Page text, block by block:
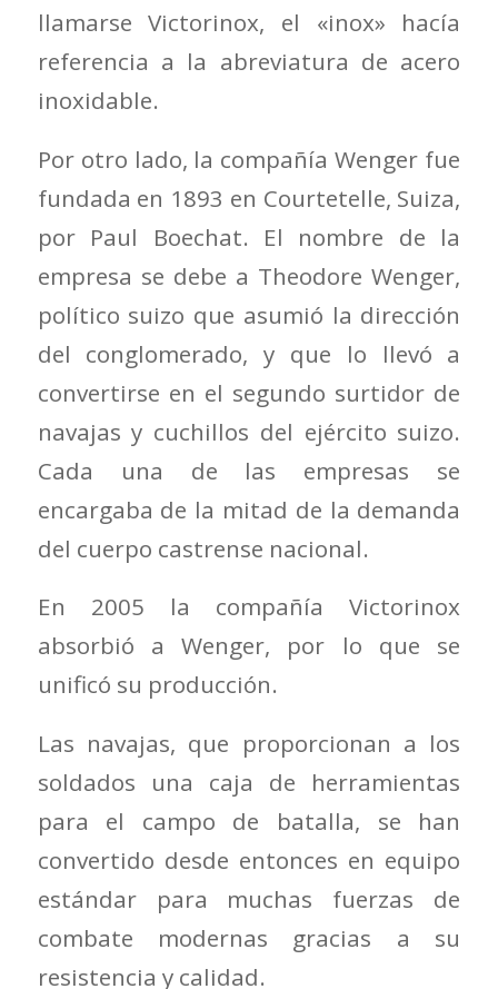
llamarse Victorinox, el «inox» hacía
referencia a la abreviatura de acero
inoxidable.
Por otro lado, la compañía Wenger fue
fundada en 1893 en Courtetelle, Suiza,
por Paul Boechat. El nombre de la
empresa se debe a Theodore Wenger,
político suizo que asumió la dirección
del conglomerado, y que lo llevó a
convertirse en el segundo surtidor de
navajas y cuchillos del ejército suizo.
Cada una de las empresas se
encargaba de la mitad de la demanda
del cuerpo castrense nacional.
En 2005 la compañía Victorinox
absorbió a Wenger, por lo que se
unificó su producción.
Las navajas, que proporcionan a los
soldados una caja de herramientas
para el campo de batalla, se han
convertido desde entonces en equipo
estándar para muchas fuerzas de
combate modernas gracias a su
resistencia y calidad.